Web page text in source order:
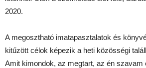
2020.
A megosztható imatapasztalatok és
kitűzött célok képezik a heti közösségi
Amit kimondok, az megtart, az én szavam